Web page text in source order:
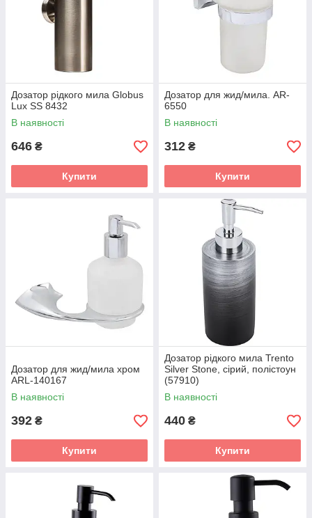
Дозатор рідкого мила Globus
Lux SS 8432
В наявності
646 ₴
Купити
Дозатор для жид/мила. AR-
6550
В наявності
312 ₴
Купити
Дозатор для жид/мила хром
ARL-140167
В наявності
392 ₴
Купити
Дозатор рідкого мила Trento
Silver Stone, сірий, полістоун
(57910)
В наявності
440 ₴
Купити